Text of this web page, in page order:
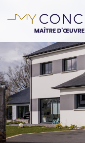
au
principal